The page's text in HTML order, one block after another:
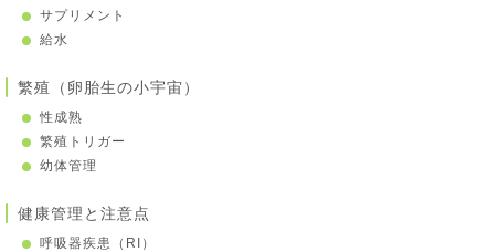
サプリメント
給水
繁殖（卵胎生の小宇宙）
性成熟
繁殖トリガー
幼体管理
健康管理と注意点
呼吸器疾患（RI）